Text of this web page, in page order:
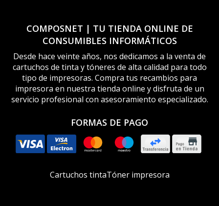
COMPOSNET | TU TIENDA ONLINE DE
CONSUMIBLES INFORMÁTICOS
Desde hace veinte años, nos dedicamos a la venta de
cartuchos de tinta y tóneres de alta calidad para todo
tipo de impresoras. Compra tus recambios para
impresora en nuestra tienda online y disfruta de un
servicio profesional con asesoramiento especializado.
FORMAS DE PAGO
Cartuchos tintaTóner impresora